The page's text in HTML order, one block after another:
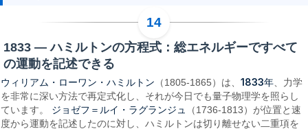
1833 — ハミルトンの方程式：総エネルギーですべて
の運動を記述できる
ウィリアム・ローワン・ハミルトン （1805-1865）は、1833年、力学
を非常に深い方法で再定式化し、それが今日でも量子物理学を照らし
ています。 ジョゼフ＝ルイ・ラグランジュ
（1736-1813）が位置と速
度から運動を記述したのに対し、ハミルトンは切り離せない二重項を